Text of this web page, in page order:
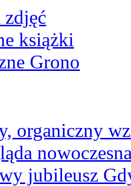
zdjęć
książki
Grono
organiczny
jubileusz